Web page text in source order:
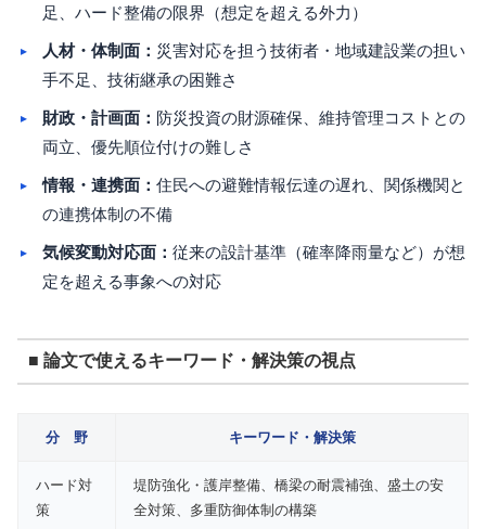
足、ハード整備の限界（想定を超える外力）
人材・体制面： 災害対応を担う技術者・地域建設業の担い
手不足、技術継承の困難さ
財政・計画面： 防災投資の財源確保、維持管理コストとの
両立、優先順位付けの難しさ
情報・連携面： 住民への避難情報伝達の遅れ、関係機関と
の連携体制の不備
気候変動対応面： 従来の設計基準（確率降雨量など）が想
定を超える事象への対応
■ 論文で使えるキーワード・解決策の視点
分 野 キーワード・解決策
ハード対
策
堤防強化・護岸整備、橋梁の耐震補強、盛土の安
全対策、多重防御体制の構築